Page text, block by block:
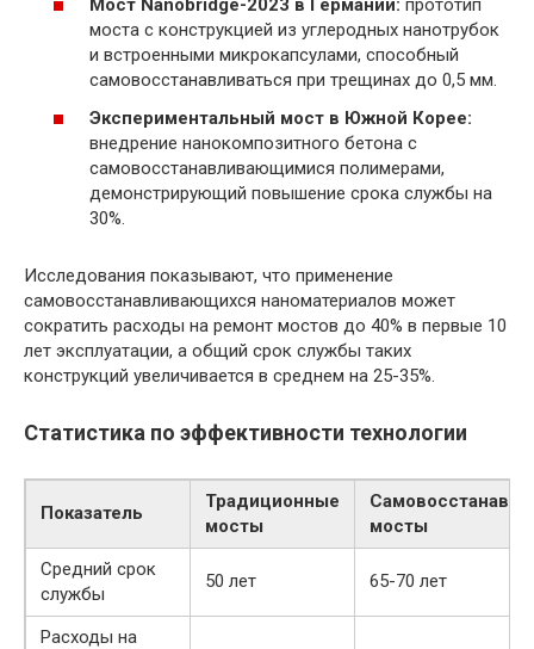
Мост Nanobridge-2023 в Германии: прототип
моста с конструкцией из углеродных нанотрубок
и встроенными микрокапсулами, способный
самовосстанавливаться при трещинах до 0,5 мм.
Экспериментальный мост в Южной Корее:
внедрение нанокомпозитного бетона с
самовосстанавливающимися полимерами,
демонстрирующий повышение срока службы на
30%.
Исследования показывают, что применение
самовосстанавливающихся наноматериалов может
сократить расходы на ремонт мостов до 40% в первые 10
лет эксплуатации, а общий срок службы таких
конструкций увеличивается в среднем на 25-35%.
Статистика по эффективности технологии
Показатель
Традиционные
мосты
мосты
Средний срок
службы
50 лет 65-70 лет
Расходы на